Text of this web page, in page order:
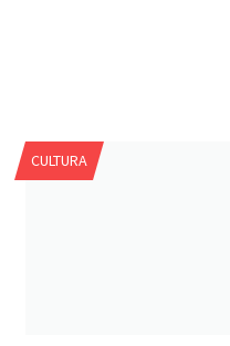
CULTURA